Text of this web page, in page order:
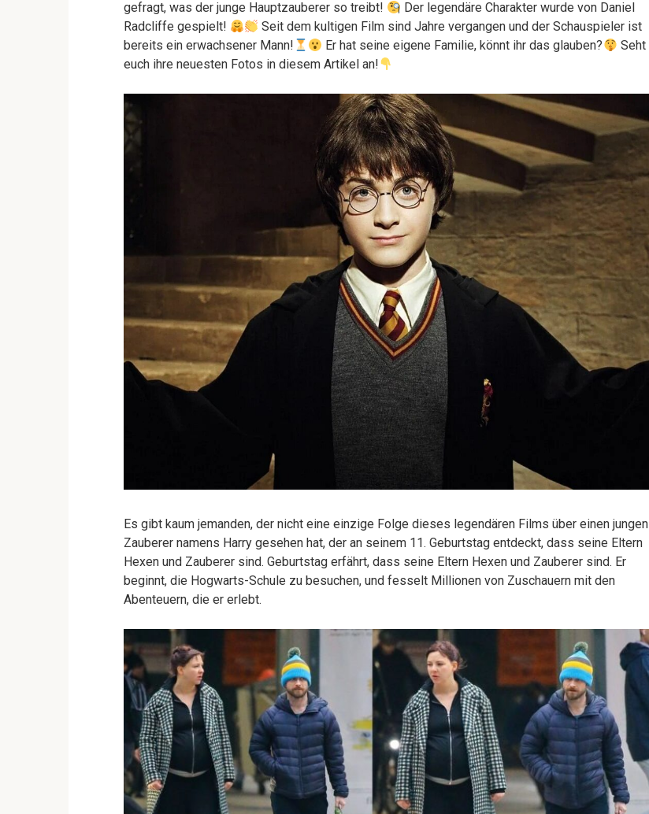
gefragt, was der junge Hauptzauberer so treibt!
Der legendäre Charakter wurde von Daniel
Radcliffe gespielt!
Seit dem kultigen Film sind Jahre vergangen und der Schauspieler ist
bereits ein erwachsener Mann!
Er hat seine eigene Familie, könnt ihr das glauben?
Seht
euch ihre neuesten Fotos in diesem Artikel an!
Es gibt kaum jemanden, der nicht eine einzige Folge dieses legendären Films über einen jungen
Zauberer namens Harry gesehen hat, der an seinem 11. Geburtstag entdeckt, dass seine Eltern
Hexen und Zauberer sind. Geburtstag erfährt, dass seine Eltern Hexen und Zauberer sind. Er
beginnt, die Hogwarts-Schule zu besuchen, und fesselt Millionen von Zuschauern mit den
Abenteuern, die er erlebt.